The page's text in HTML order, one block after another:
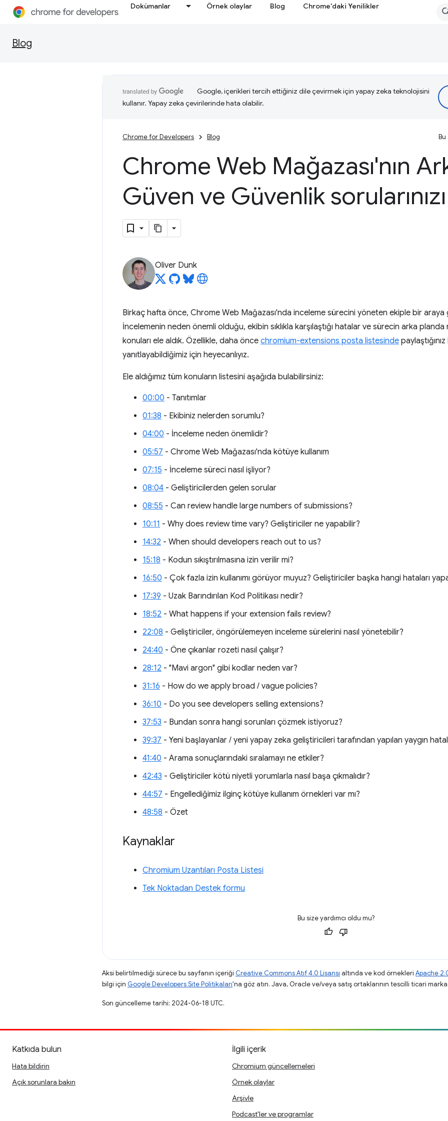
Dokümanlar Örnek olaylar Blog Chrome'daki Yenilikler
Blog
Google, içerikleri tercih ettiğiniz dile çevirmek için yapay zeka teknolojisini
kullanır. Yapay zeka çevirilerinde hata olabilir.
Chrome for Developers Blog Bu
Chrome Web Mağazası'nın
Güven ve Güvenlik
Oliver Dunk
Birkaç hafta önce, Chrome Web Mağazası'nda inceleme sürecini yöneten ekiple bir araya
İncelemenin neden önemli olduğu, ekibin sıklıkla karşılaştığı hatalar ve sürecin arka
konuları ele aldık. Özellikle, daha önce chromium-extensions posta listesinde
yanıtlayabildiğimiz için heyecanlıyız.
Ele aldığımız tüm konuların listesini aşağıda bulabilirsiniz:
00:00 - Tanıtımlar
01:38 - Ekibiniz nelerden sorumlu?
04:00 - İnceleme neden önemlidir?
05:57 - Chrome Web Mağazası'nda kötüye kullanım
07:15 - İnceleme süreci nasıl işliyor?
08:04 - Geliştiricilerden gelen sorular
08:55 - Can review handle large numbers of submissions?
10:11 - Why does review time vary? Geliştiriciler ne yapabilir?
14:32 - When should developers reach out to us?
15:18 - Kodun sıkıştırılmasına izin verilir mi?
16:50 - Çok fazla izin kullanımı görüyor muyuz? Geliştiriciler başka hangi hataları
17:39 - Uzak Barındırılan Kod Politikası nedir?
18:52 - What happens if your extension fails review?
22:08 - Geliştiriciler, öngörülemeyen inceleme sürelerini nasıl yönetebilir?
24:40 - Öne çıkanlar rozeti nasıl çalışır?
28:12 - "Mavi argon" gibi kodlar neden var?
31:16 - How do we apply broad / vague policies?
36:10 - Do you see developers selling extensions?
37:53 - Bundan sonra hangi sorunları çözmek istiyoruz?
39:37 - Yeni başlayanlar / yeni yapay zeka geliştiricileri tarafından yapılan yaygın
41:40 - Arama sonuçlarındaki sıralamayı ne etkiler?
42:43 - Geliştiriciler kötü niyetli yorumlarla nasıl başa çıkmalıdır?
44:57 - Engellediğimiz ilginç kötüye kullanım örnekleri var mı?
48:58 - Özet
Kaynaklar
Chromium Uzantıları Posta Listesi
Tek Noktadan Destek formu
Bu size yardımcı oldu mu?
Aksi belirtilmediği sürece bu sayfanın içeriği Creative Commons Atıf 4.0 Lisansı altında ve kod örnekleri Apache
bilgi için Google Developers Site Politikaları'na göz atın. Java, Oracle ve/veya satış ortaklarının tescilli ticari
Son güncelleme tarihi: 2024-06-18 UTC.
Katkıda bulun
Hata bildirin
Açık sorunlara bakın
İlgili içerik
Chromium güncellemeleri
Örnek olaylar
Arşivle
Podcast'ler ve programlar